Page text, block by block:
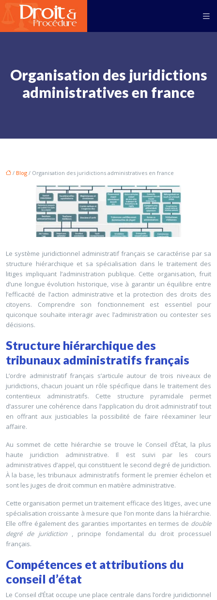
Organisation des juridictions
administratives en france
/ Blog / Organisation des juridictions administratives en france
Le système juridictionnel administratif français se caractérise par sa
structure hiérarchique et sa spécialisation dans le traitement des
litiges impliquant l’administration publique. Cette organisation, fruit
d’une longue évolution historique, vise à garantir un équilibre entre
l’efficacité de l’action administrative et la protection des droits des
citoyens. Comprendre son fonctionnement est essentiel pour
quiconque souhaite interagir avec l’administration ou contester ses
décisions.
Structure hiérarchique des
tribunaux administratifs français
L’ordre administratif français s’articule autour de trois niveaux de
juridictions, chacun jouant un rôle spécifique dans le traitement des
contentieux administratifs. Cette structure pyramidale permet
d’assurer une cohérence dans l’application du droit administratif tout
en offrant aux justiciables la possibilité de faire réexaminer leur
affaire.
Au sommet de cette hiérarchie se trouve le Conseil d’État, la plus
haute juridiction administrative. Il est suivi par les cours
administratives d’appel, qui constituent le second degré de juridiction.
À la base, les tribunaux administratifs forment le premier échelon et
sont les juges de droit commun en matière administrative.
Cette organisation permet un traitement efficace des litiges, avec une
spécialisation croissante à mesure que l’on monte dans la hiérarchie.
Elle offre également des garanties importantes en termes de double
degré de juridiction , principe fondamental du droit processuel
français.
Compétences et attributions du
conseil d’état
Le Conseil d’État occupe une place centrale dans l’ordre juridictionnel